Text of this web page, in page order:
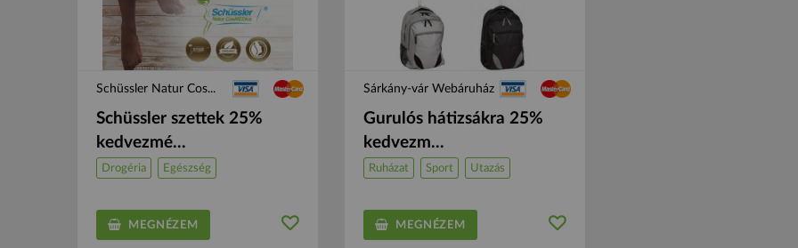
Schüssler Natur Cos...
Schüssler szettek 25%
kedvezmé...
Drogéria Egészség
MEGNÉZEM
Sárkány-vár Webáruház
Gurulós hátizsákra 25%
kedvezm...
Ruházat Sport Utazás
MEGNÉZEM